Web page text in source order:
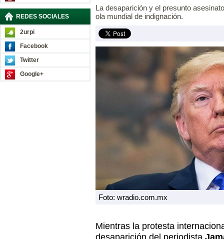
REDES SOCIALES
2urpi
Facebook
Twitter
Google+
La desaparición y el presunto
ola mundial de indignación.
Foto: wradio.com.mx
Mientras la protesta
desaparición del periodista